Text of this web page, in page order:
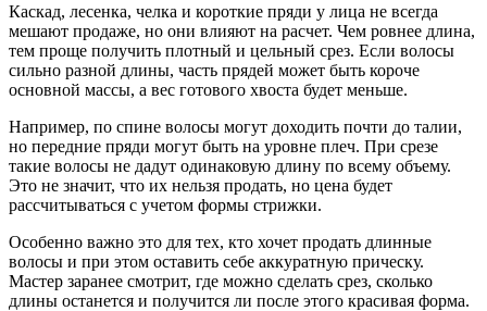
Каскад, лесенка, челка и короткие пряди у лица не всегда
мешают продаже, но они влияют на расчет. Чем ровнее длина,
тем проще получить плотный и цельный срез. Если волосы
сильно разной длины, часть прядей может быть короче
основной массы, а вес готового хвоста будет меньше.
Например, по спине волосы могут доходить почти до талии,
но передние пряди могут быть на уровне плеч. При срезе
такие волосы не дадут одинаковую длину по всему объему.
Это не значит, что их нельзя продать, но цена будет
рассчитываться с учетом формы стрижки.
Особенно важно это для тех, кто хочет продать длинные
волосы и при этом оставить себе аккуратную прическу.
Мастер заранее смотрит, где можно сделать срез, сколько
длины останется и получится ли после этого красивая форма.